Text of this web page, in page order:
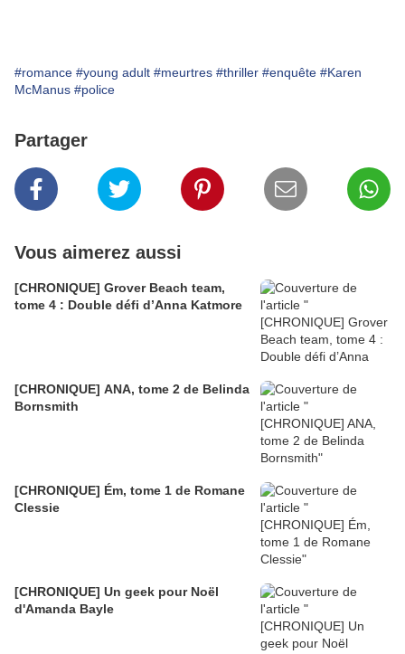
#romance #young adult #meurtres #thriller #enquête #Karen
McManus #police
Partager
Vous aimerez aussi
[CHRONIQUE] Grover Beach team,
tome 4 : Double défi d’Anna Katmore
[CHRONIQUE] ANA, tome 2 de Belinda
Bornsmith
[CHRONIQUE] Ém, tome 1 de Romane
Clessie
[CHRONIQUE] Un geek pour Noël
d'Amanda Bayle